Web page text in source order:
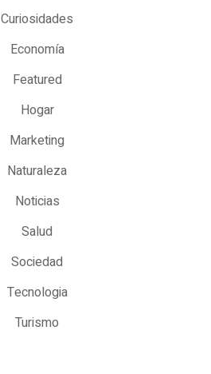
Curiosidades
Economía
Featured
Hogar
Marketing
Naturaleza
Noticias
Salud
Sociedad
Tecnologia
Turismo